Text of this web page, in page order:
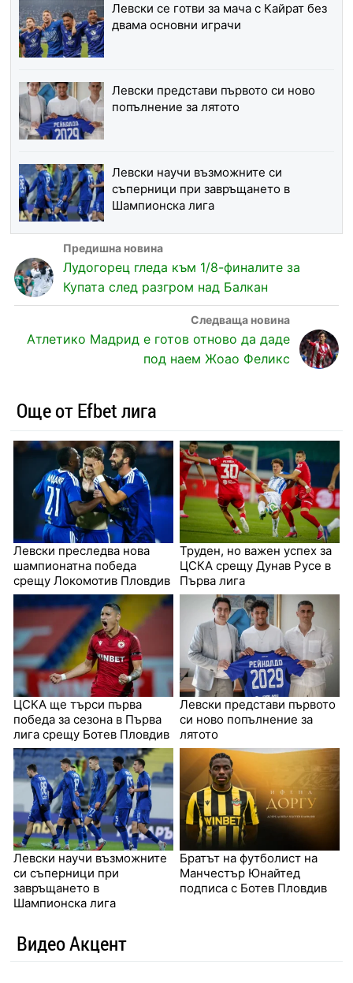
Левски се готви за мача с Кайрат без
двама основни играчи
Левски представи първото си ново
попълнение за лятото
Левски научи възможните си
съперници при завръщането в
Шампионска лига
Лудогорец гледа към 1/8-финалите за
Купата след разгром над Балкан
Атлетико Мадрид е готов отново да даде
под наем Жоао Феликс
Още от Efbet лига
Левски преследва нова
шампионатна победа
срещу Локомотив Пловдив
Труден, но важен успех за
ЦСКА срещу Дунав Русе в
Първа лига
ЦСКА ще търси първа
победа за сезона в Първа
лига срещу Ботев Пловдив
Левски представи първото
си ново попълнение за
лятото
Левски научи възможните
си съперници при
завръщането в
Шампионска лига
Братът на футболист на
Манчестър Юнайтед
подписа с Ботев Пловдив
Видео Акцент